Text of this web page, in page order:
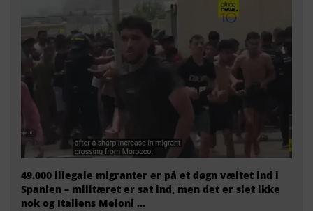
49.000 illegale migranter er på et døgn væltet ind i
Spanien – militæret er sat ind, men det er slet ikke
nok og Italiens Meloni ...